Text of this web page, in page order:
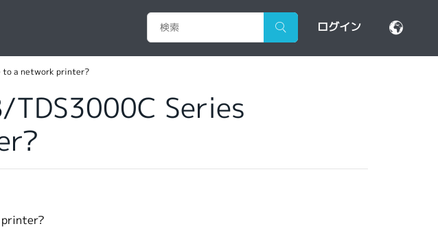
ログイン
to a network printer?
Series
printer?